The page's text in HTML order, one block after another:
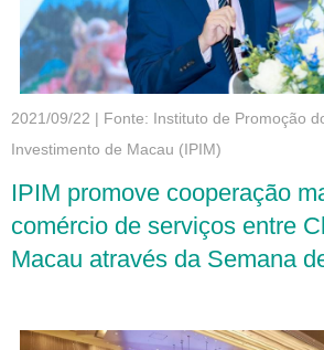
2021/09/22 | Fonte: Instituto de Promoção do Comércio e do
Investimento de Macau (IPIM)
IPIM promove cooperação
comércio de serviços entre
Macau através da Semana